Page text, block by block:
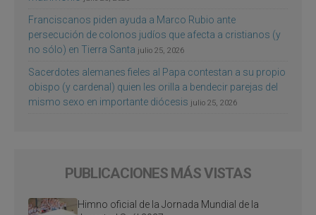
Franciscanos piden ayuda a Marco Rubio ante
persecución de colonos judíos que afecta a cristianos (y
no sólo) en Tierra Santa julio 25, 2026
Sacerdotes alemanes fieles al Papa contestan a su propio
obispo (y cardenal) quien les orilla a bendecir parejas del
mismo sexo en importante diócesis julio 25, 2026
PUBLICACIONES MÁS VISTAS
Himno oficial de la Jornada Mundial de la